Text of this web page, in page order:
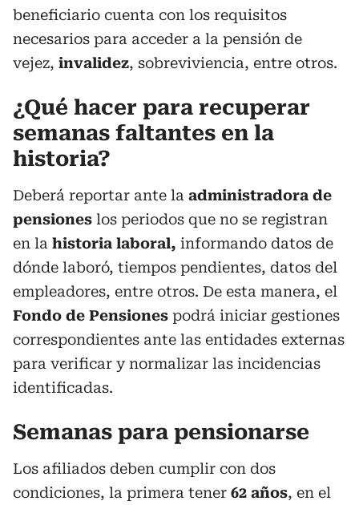
beneficiario cuenta con los requisitos
necesarios para acceder a la pensión de
vejez, invalidez, sobreviviencia, entre otros.
¿Qué hacer para recuperar
semanas faltantes en la
historia?
Deberá reportar ante la administradora de
pensiones los periodos que no se registran
en la historia laboral, informando datos de
dónde laboró, tiempos pendientes, datos del
empleadores, entre otros. De esta manera, el
Fondo de Pensiones podrá iniciar gestiones
correspondientes ante las entidades externas
para verificar y normalizar las incidencias
identificadas.
Semanas para pensionarse
Los afiliados deben cumplir con dos
condiciones, la primera tener 62 años, en el